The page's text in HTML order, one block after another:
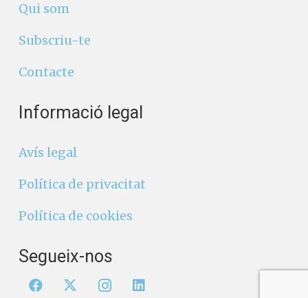
Qui som
Subscriu-te
Contacte
Informació legal
Avís legal
Política de privacitat
Política de cookies
Segueix-nos